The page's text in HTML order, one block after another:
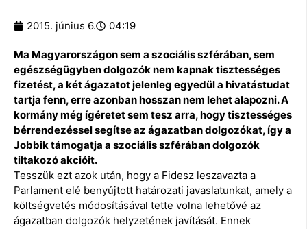
2015. június 6. 04:19
Ma Magyarországon sem a szociális szférában, sem
egészségügyben dolgozók nem kapnak tisztességes
fizetést, a két ágazatot jelenleg egyedül a hivatástudat
tartja fenn, erre azonban hosszan nem lehet alapozni. A
kormány még ígéretet sem tesz arra, hogy tisztességes
bérrendezéssel segítse az ágazatban dolgozókat, így a
Jobbik támogatja a szociális szférában dolgozók
tiltakozó akcióit.
Tesszük ezt azok után, hogy a Fidesz leszavazta a
Parlament elé benyújtott határozati javaslatunkat, amely a
költségvetés módosításával tette volna lehetővé az
ágazatban dolgozók helyzetének javítását. Ennek